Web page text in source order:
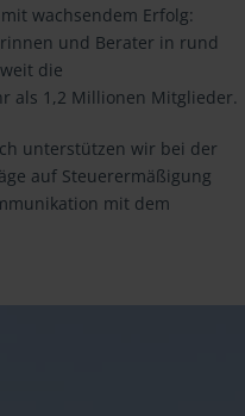
wachsendem Erfolg:
und Berater in rund
die
als 1,2 Millionen Mitglieder.
unterstützen wir bei der
auf Steuerermäßigung
mit dem